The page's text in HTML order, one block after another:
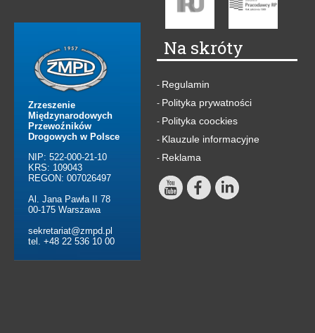
Zrzeszenie
Międzynarodowych
Przewoźników
Drogowych w Polsce
NIP: 522-000-21-10
KRS: 109043
REGON: 007026497
Al. Jana Pawła II 78
00-175 Warszawa
sekretariat@zmpd.pl
tel. +48 22 536 10 00
Na skróty
- Regulamin
- Polityka prywatności
- Polityka coockies
- Klauzule informacyjne
- Reklama